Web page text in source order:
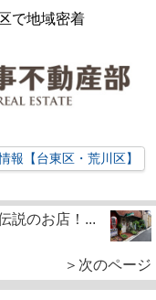
で地域密着
報【台東区・荒川区】
説のお店！...
＞次のページ